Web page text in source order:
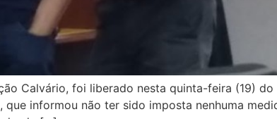
Calvário, foi liberado nesta quinta-feira (19)
informou não ter sido imposta nenhuma